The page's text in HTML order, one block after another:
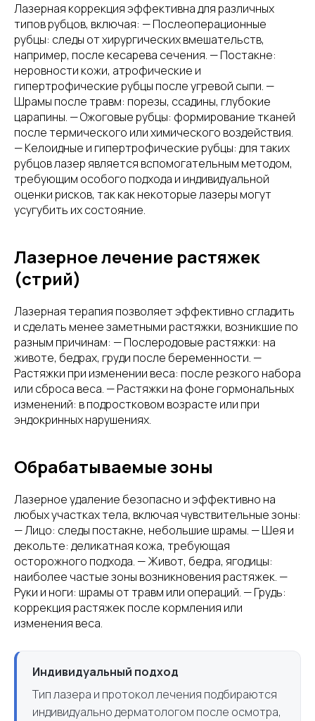
Лазерная коррекция эффективна для различных
типов рубцов, включая: — Послеоперационные
рубцы: следы от хирургических вмешательств,
например, после кесарева сечения. — Постакне:
неровности кожи, атрофические и
гипертрофические рубцы после угревой сыпи. —
Шрамы после травм: порезы, ссадины, глубокие
царапины. — Ожоговые рубцы: формирование тканей
после термического или химического воздействия.
— Келоидные и гипертрофические рубцы: для таких
рубцов лазер является вспомогательным методом,
требующим особого подхода и индивидуальной
оценки рисков, так как некоторые лазеры могут
усугубить их состояние.
Лазерное лечение растяжек
(стрий)
Лазерная терапия позволяет эффективно сгладить
и сделать менее заметными растяжки, возникшие по
разным причинам: — Послеродовые растяжки: на
животе, бедрах, груди после беременности. —
Растяжки при изменении веса: после резкого набора
или сброса веса. — Растяжки на фоне гормональных
изменений: в подростковом возрасте или при
эндокринных нарушениях.
Обрабатываемые зоны
Лазерное удаление безопасно и эффективно на
любых участках тела, включая чувствительные зоны:
— Лицо: следы постакне, небольшие шрамы. — Шея и
декольте: деликатная кожа, требующая
осторожного подхода. — Живот, бедра, ягодицы:
наиболее частые зоны возникновения растяжек. —
Руки и ноги: шрамы от травм или операций. — Грудь:
коррекция растяжек после кормления или
изменения веса.
Индивидуальный подход
Тип лазера и протокол лечения подбираются
индивидуально дерматологом после осмотра,